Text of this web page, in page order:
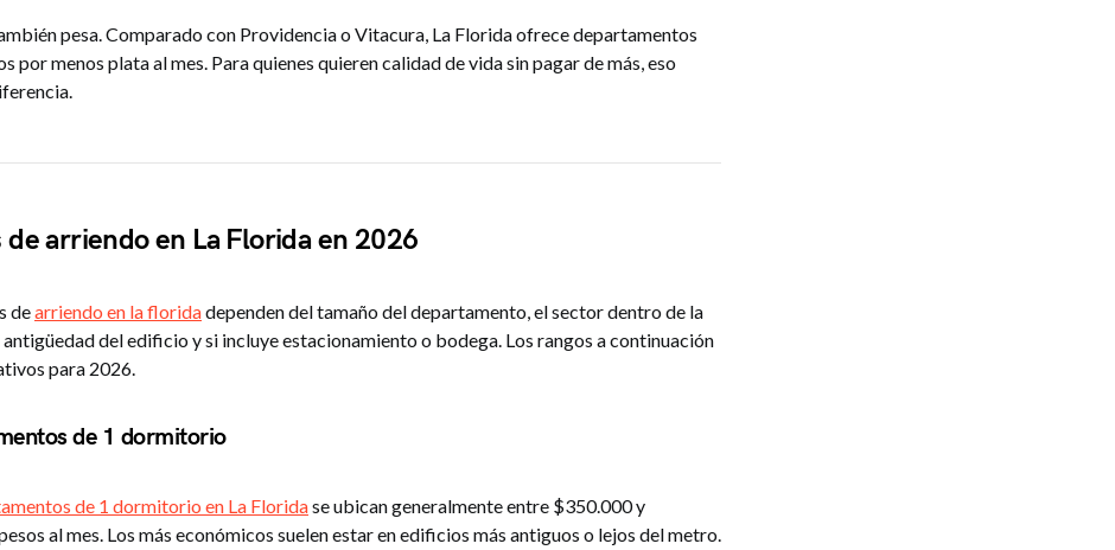
pesa. Comparado con Providencia o Vitacura, La Florida ofrece departamentos
por menos plata al mes. Para quienes quieren calidad de vida sin pagar de más, eso
de arriendo en La Florida en 2026
dearriendo en la floridadependen del tamaño del departamento, el sector dentro de la
antigüedad del edificio y si incluye estacionamiento o bodega. Los rangos a continuación
para 2026.
de 1 dormitorio
de 1 dormitorio en La Floridase ubican generalmente entre $350.000 y
al mes. Los más económicos suelen estar en edificios más antiguos o lejos del metro.